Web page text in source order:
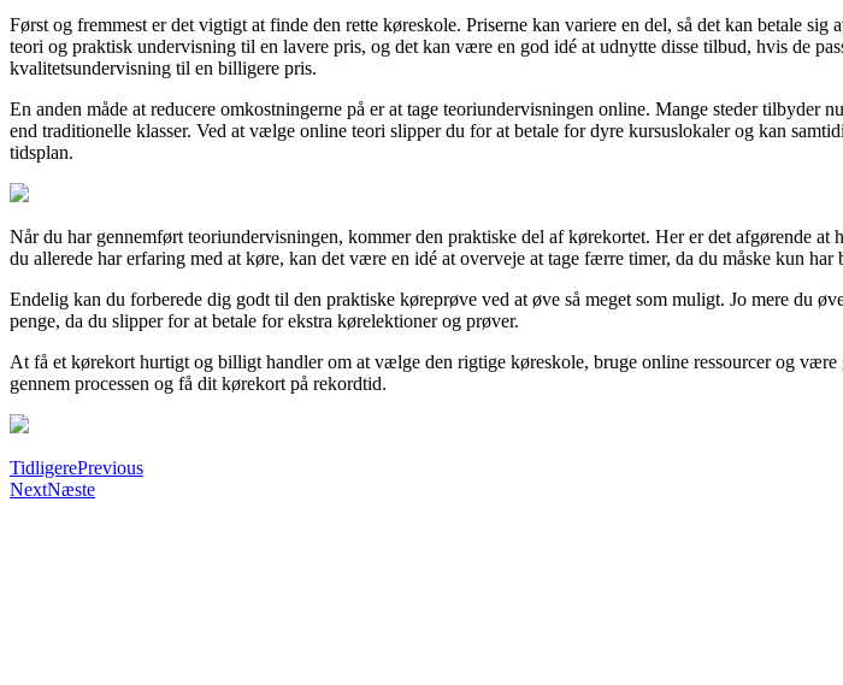
Først og fremmest er det vigtigt at finde den rette køreskole. Priserne kan variere en del, så det kan betale
teori og praktisk undervisning til en lavere pris, og det kan være en god idé at udnytte disse tilbud, hvis de
kvalitetsundervisning til en billigere pris.
En anden måde at reducere omkostningerne på er at tage teoriundervisningen online. Mange steder
end traditionelle klasser. Ved at vælge online teori slipper du for at betale for dyre kursuslokaler og kan
tidsplan.
Når du har gennemført teoriundervisningen, kommer den praktiske del af kørekortet. Her er det afgørende
du allerede har erfaring med at køre, kan det være en idé at overveje at tage færre timer, da du måske kun har
Endelig kan du forberede dig godt til den praktiske køreprøve ved at øve så meget som muligt. Jo mere du
penge, da du slipper for at betale for ekstra kørelektioner og prøver.
At få et kørekort hurtigt og billigt handler om at vælge den rigtige køreskole, bruge online ressourcer og
gennem processen og få dit kørekort på rekordtid.
TidligerePrevious
NextNæste